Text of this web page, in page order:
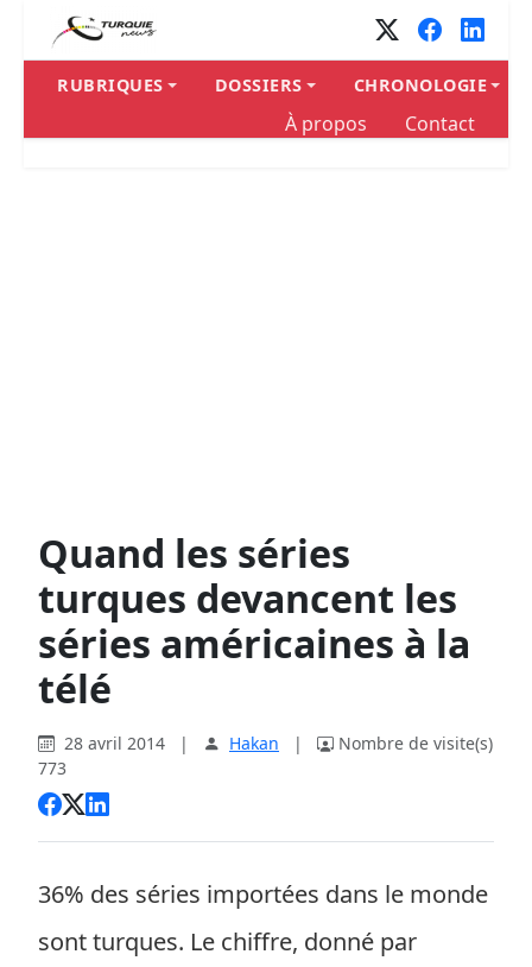
Panneau de gestion des cookies
RUBRIQUES DOSSIERS CHRONOLOGIE
À propos Contact
Quand les séries
turques devancent les
séries américaines à la
télé
28 avril 2014 | Hakan |
Nombre de visite(s)
773
36% des séries importées dans le monde
sont turques. Le chiffre, donné par